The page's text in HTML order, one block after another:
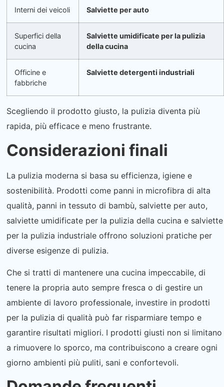
Interni dei veicoli Salviette per auto
Superfici della
cucina
Salviette umidificate per la pulizia
della cucina
Officine e
fabbriche
Salviette detergenti industriali
Scegliendo il prodotto giusto, la pulizia diventa più
rapida, più efficace e meno frustrante.
Considerazioni finali
La pulizia moderna si basa su efficienza, igiene e
sostenibilità. Prodotti come panni in microfibra di alta
qualità, panni in tessuto di bambù, salviette per auto,
salviette umidificate per la pulizia della cucina e salviette
per la pulizia industriale offrono soluzioni pratiche per
diverse esigenze di pulizia.
Che si tratti di mantenere una cucina impeccabile, di
tenere la propria auto sempre fresca o di gestire un
ambiente di lavoro professionale, investire in prodotti
per la pulizia di qualità può far risparmiare tempo e
garantire risultati migliori. I prodotti giusti non si limitano
a rimuovere lo sporco, ma contribuiscono a creare ogni
giorno ambienti più puliti, sani e confortevoli.